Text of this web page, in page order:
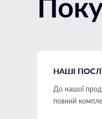
НАШІ
До нашої
повний